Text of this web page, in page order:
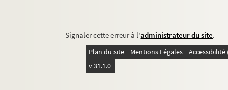
Signaler cette erreur à l'administrateur du site.
Plan du site Mentions Légales
v 31.1.0